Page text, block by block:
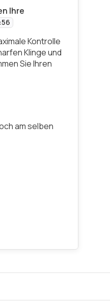
Ihre
:55
Kontrolle
Klinge und
Sie Ihren
am selben